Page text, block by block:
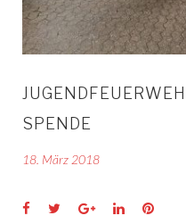
2018
SPENDE
18. März 2018
Facebook
TwitterGoogle+LinkedIn